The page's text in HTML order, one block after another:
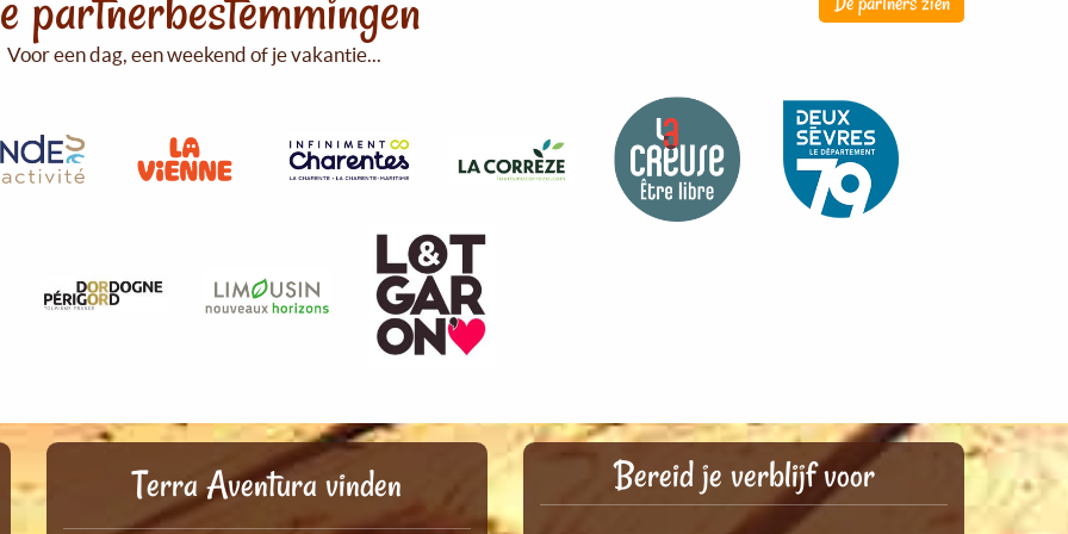
Voor een dag, een weekend of je vakantie...
Terra Aventura vinden Bereid je verblijf voor